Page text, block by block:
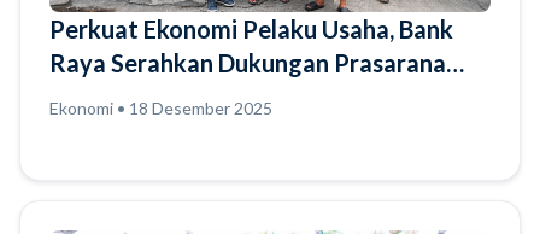
Perkuat Ekonomi Pelaku Usaha, Bank
Raya Serahkan Dukungan Prasarana
bagi Pedagang Kaki Lima di Cluster
Ekonomi • 18 Desember 2025